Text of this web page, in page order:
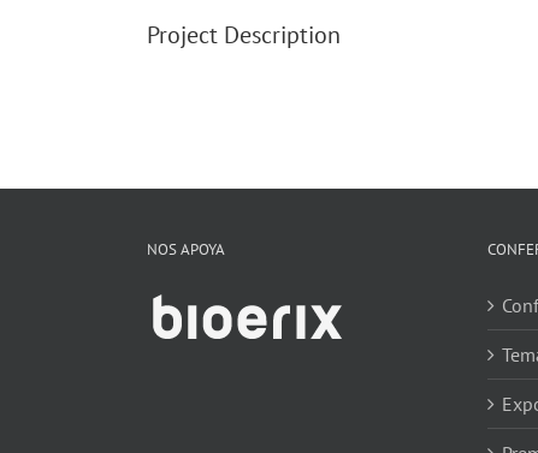
Project Description
NOS APOYA